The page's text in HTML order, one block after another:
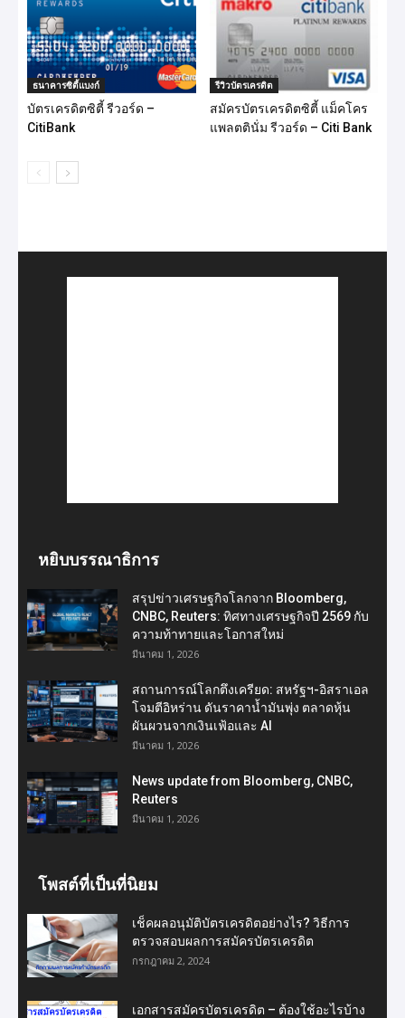
ธนาคารซิตี้แบงก์
บัตรเครดิตซิตี้ รีวอร์ด –
CitiBank
รีวิวบัตรเครดิต
สมัครบัตรเครดิตซิตี้ แม็คโคร
แพลตตินั่ม รีวอร์ด – Citi Bank
หยิบบรรณาธิการ
สรุปข่าวเศรษฐกิจโลกจาก Bloomberg,
CNBC, Reuters: ทิศทางเศรษฐกิจปี 2569 กับ
ความท้าทายและโอกาสใหม่
มีนาคม 1, 2026
สถานการณ์โลกตึงเครียด: สหรัฐฯ-อิสราเอล
โจมตีอิหร่าน ดันราคาน้ำมันพุ่ง ตลาดหุ้น
ผันผวนจากเงินเฟ้อและ AI
มีนาคม 1, 2026
News update from Bloomberg, CNBC,
Reuters
มีนาคม 1, 2026
โพสต์ที่เป็นที่นิยม
เช็คผลอนุมัติบัตรเครดิตอย่างไร? วิธีการ
ตรวจสอบผลการสมัครบัตรเครดิต
กรกฎาคม 2, 2024
เอกสารสมัครบัตรเครดิต – ต้องใช้อะไรบ้าง